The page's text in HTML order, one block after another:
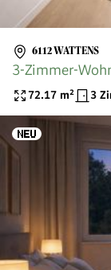
6112 WATTENS
3-Zimmer-
72.17 m² 3